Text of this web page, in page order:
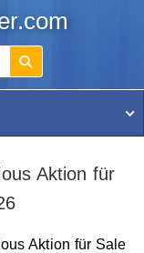
Aktion für
Aktion für Sale